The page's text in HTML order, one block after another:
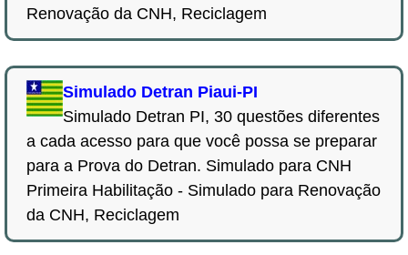
Renovação da CNH, Reciclagem
Simulado Detran Piaui-PI
Simulado Detran PI, 30 questões diferentes
a cada acesso para que você possa se preparar
para a Prova do Detran. Simulado para CNH
Primeira Habilitação - Simulado para Renovação
da CNH, Reciclagem